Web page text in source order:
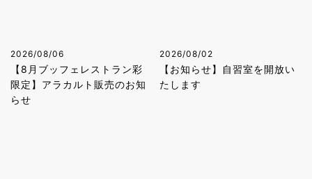
2026/08/06
【8月ブッフェレストラン彩
限定】アラカルト販売のお知
らせ
2026/08/02
【お知らせ】自習室を開放い
たします